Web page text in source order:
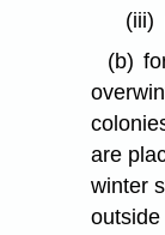
(iii)
(b)
are
winter
outside